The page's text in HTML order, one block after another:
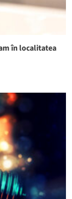
în localitatea